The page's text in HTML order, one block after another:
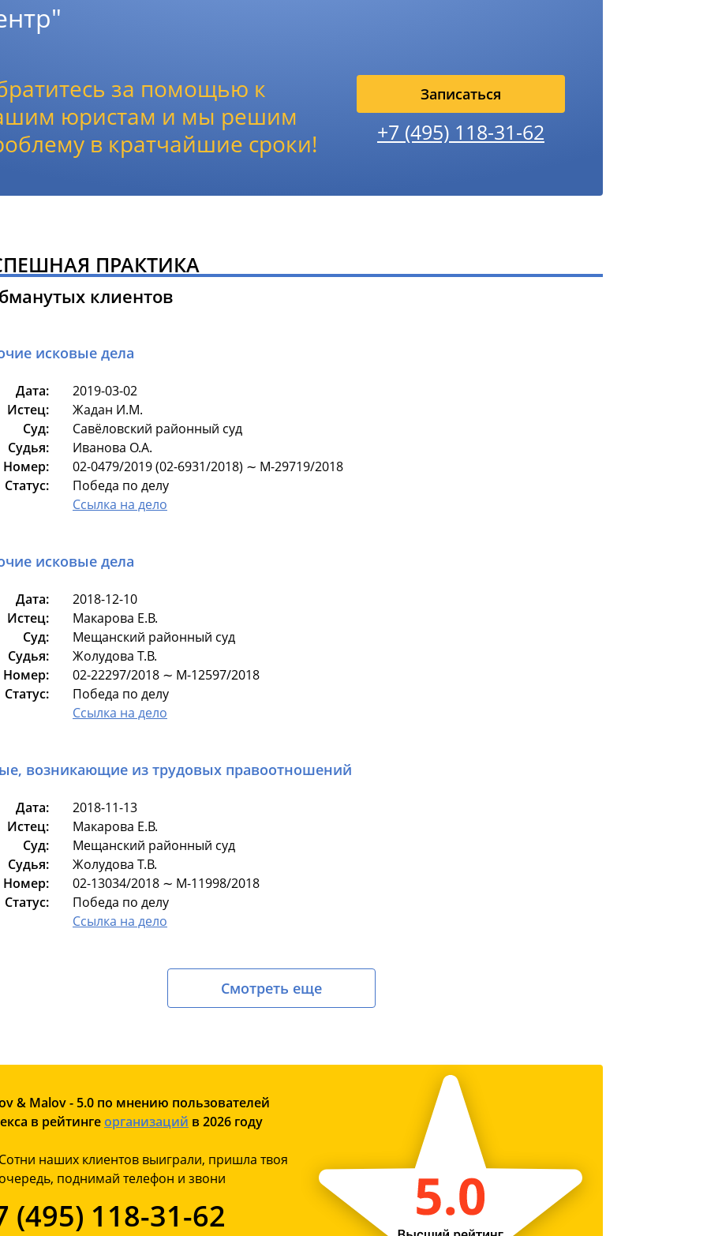
за помощью к
юристам и мы решим
в кратчайшие сроки!
Записаться
+7 (495) 118-31-62
ПРАКТИКА
клиентов
исковые дела
Дата:
2019-03-02
Истец:
Жадан И.М.
Суд:
Савёловский районный суд
Судья:
Иванова О.А.
Номер:
02-0479/2019 (02-6931/2018) ∼ М-29719/2018
Статус:
Победа по делу
Ссылка на дело
исковые дела
Дата:
2018-12-10
Истец:
Макарова Е.В.
Суд:
Мещанский районный суд
Судья:
Жолудова Т.В.
Номер:
02-22297/2018 ∼ М-12597/2018
Статус:
Победа по делу
Ссылка на дело
возникающие из трудовых правоотношений
Дата:
2018-11-13
Истец:
Макарова Е.В.
Суд:
Мещанский районный суд
Судья:
Жолудова Т.В.
Номер:
02-13034/2018 ∼ М-11998/2018
Статус:
Победа по делу
Ссылка на дело
Смотреть еще
& Malov - 5.0 по мнению пользователей
в рейтингеорганизаций в 2026 году
наших клиентов выиграли, пришла твоя
поднимай телефон и звони
(495) 118-31-62